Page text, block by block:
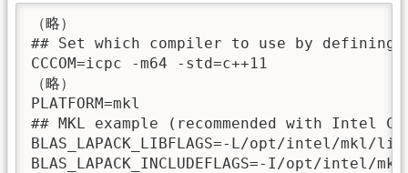
（略）
## Set which compiler to use by defining
CCCOM=icpc -m64 -std=c++11
（略）
PLATFORM=mkl
## MKL example (recommended with Intel
BLAS_LAPACK_LIBFLAGS=-L/opt/intel/
BLAS_LAPACK_INCLUDEFLAGS=-I/opt/intel/